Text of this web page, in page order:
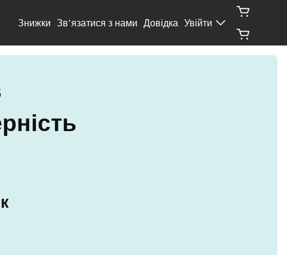
Знижки Зв’язатися з нами Довідка Увійти